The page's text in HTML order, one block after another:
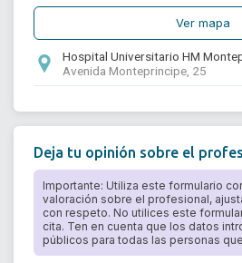
Ver mapa
Hospital Universitario HM
Avenida Monteprincipe, 25
Deja tu opinión sobre el
Importante: Utiliza este formulario
valoración sobre el profesional,
con respeto. No utilices este
cita. Ten en cuenta que los datos
públicos para todas las personas